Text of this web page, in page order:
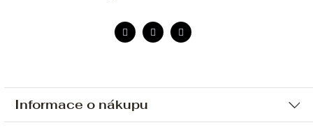
Informace o nákupu